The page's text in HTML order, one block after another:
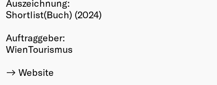
Winners
Past
Annual
Auszeichnung:
Shortlist(Buch) (2024)
Auftraggeber:
WienTourismus
Website